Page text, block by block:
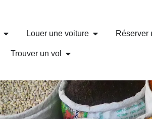
Louer une voiture Réserver
Trouver un vol